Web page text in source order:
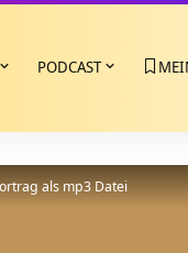
PODCAST
als mp3 Datei